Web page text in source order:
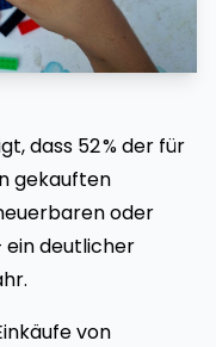
dass 52 % der für
gekauften
oder
deutlicher
von